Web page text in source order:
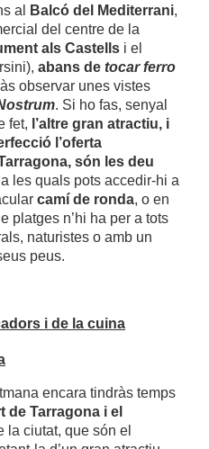
al Balcó del Mediterrani,
del centre de la
als Castells i el
abans de tocar ferro
observar unes vistes
. Si ho fas, senyal
fet, l’altre gran atractiu, i
l’oferta
són les deu
a les quals pots accedir-hi a
camí de ronda, o en
platges n’hi ha per a tots
naturistes o amb un
peus.
i de la cuina
encara tindràs temps
de Tarragona i el
la ciutat, que són el